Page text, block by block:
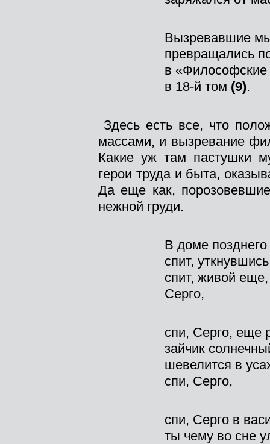
Вызревавшие
превращались
в «Философские
в 18-й том (9).
Здесь есть все, что
массами, и вызревание
Какие уж там пастушки
герои труда и быта,
Да еще как,
нежной груди.
В доме позднего
спит,
спит, живой
Серго,
спи, Серго, еще
зайчик
шевелится в
спи, Серго,
спи, Серго в
ты чему во сне